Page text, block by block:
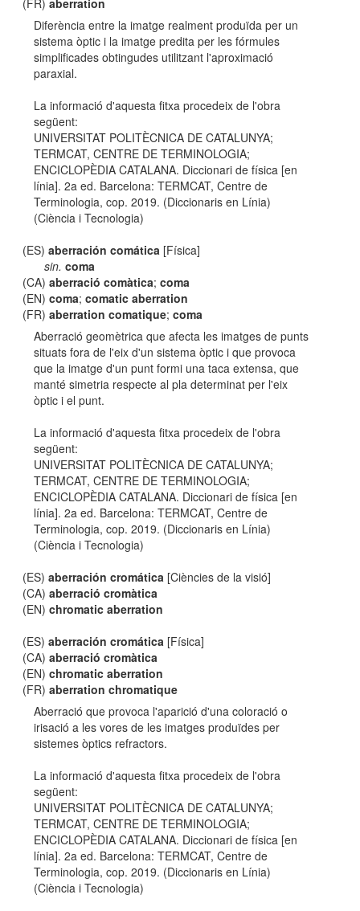
(FR)aberration
Diferència entre la imatge realment produïda per un
sistema òptic i la imatge predita per les fórmules
simplificades obtingudes utilitzant l'aproximació
paraxial.
La informació d'aquesta fitxa procedeix de l'obra
següent:
UNIVERSITAT POLITÈCNICA DE CATALUNYA;
TERMCAT, CENTRE DE TERMINOLOGIA;
ENCICLOPÈDIA CATALANA. Diccionari de física [en
línia]. 2a ed. Barcelona: TERMCAT, Centre de
Terminologia, cop. 2019. (Diccionaris en Línia)
(Ciència i Tecnologia)
(ES)aberración comática [Física]
sin. coma
(CA)aberració comàtica;coma
(EN)coma;comatic aberration
(FR)aberration comatique;coma
Aberració geomètrica que afecta les imatges de punts
situats fora de l'eix d'un sistema òptic i que provoca
que la imatge d'un punt formi una taca extensa, que
manté simetria respecte al pla determinat per l'eix
òptic i el punt.
La informació d'aquesta fitxa procedeix de l'obra
següent:
UNIVERSITAT POLITÈCNICA DE CATALUNYA;
TERMCAT, CENTRE DE TERMINOLOGIA;
ENCICLOPÈDIA CATALANA. Diccionari de física [en
línia]. 2a ed. Barcelona: TERMCAT, Centre de
Terminologia, cop. 2019. (Diccionaris en Línia)
(Ciència i Tecnologia)
(ES)aberración cromática [Ciències de la visió]
(CA)aberració cromàtica
(EN)chromatic aberration
(ES)aberración cromática [Física]
(CA)aberració cromàtica
(EN)chromatic aberration
(FR)aberration chromatique
Aberració que provoca l'aparició d'una coloració o
irisació a les vores de les imatges produïdes per
sistemes òptics refractors.
La informació d'aquesta fitxa procedeix de l'obra
següent:
UNIVERSITAT POLITÈCNICA DE CATALUNYA;
TERMCAT, CENTRE DE TERMINOLOGIA;
ENCICLOPÈDIA CATALANA. Diccionari de física [en
línia]. 2a ed. Barcelona: TERMCAT, Centre de
Terminologia, cop. 2019. (Diccionaris en Línia)
(Ciència i Tecnologia)